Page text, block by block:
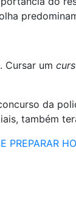
Cursar um
da
também
PREPARAR